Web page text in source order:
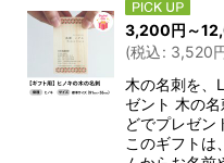
3,200円 ～
(税込: 3,520
木の名刺を、
ゼント 木の
どでプレゼン
このギフトは